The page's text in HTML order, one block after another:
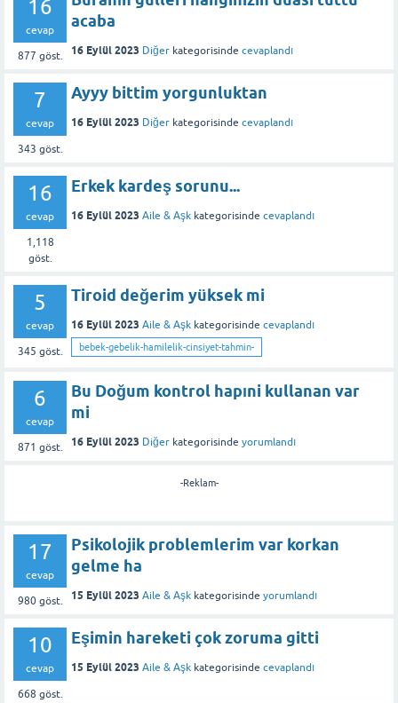
16
cevap
877 göst.
acaba
16 Eylül 2023 Diğer kategorisinde cevaplandı
7
cevap
343 göst.
Ayyy bittim yorgunluktan
16 Eylül 2023 Diğer kategorisinde cevaplandı
16
cevap
1,118
göst.
Erkek kardeş sorunu...
16 Eylül 2023 Aile & Aşk kategorisinde cevaplandı
5
cevap
345 göst.
Tiroid değerim yüksek mi
16 Eylül 2023 Aile & Aşk kategorisinde cevaplandı
bebek-gebelik-hamilelik-cinsiyet-tahmin-
6
cevap
871 göst.
Bu Doğum kontrol hapıni kullanan var
mi
16 Eylül 2023 Diğer kategorisinde yorumlandı
-Reklam-
17
cevap
980göst.
Psikolojik problemlerim var korkan
gelme ha
15 Eylül 2023 Aile & Aşk kategorisinde yorumlandı
10
cevap
668 göst.
Eşimin hareketi çok zoruma gitti
15 Eylül 2023 Aile & Aşk kategorisinde cevaplandı